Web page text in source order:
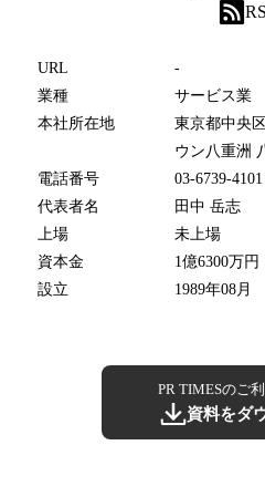
URL
-
業種
サービス業
本社所在地
東京都中央
ウン八重洲
電話番号
03-6739-4101
代表者名
田中 岳志
上場
未上場
資本金
1億6300万円
設立
1989年08月
PR TIMESのご
資料をダ